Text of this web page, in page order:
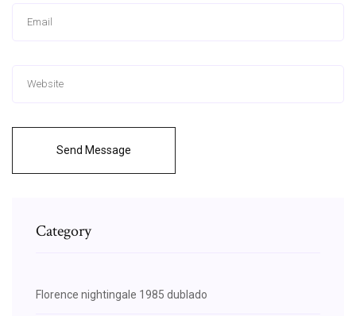
Send Message
Category
Florence nightingale 1985 dublado